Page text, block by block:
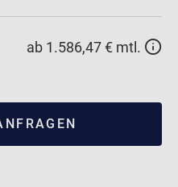
ab 1.586,47 € mtl.